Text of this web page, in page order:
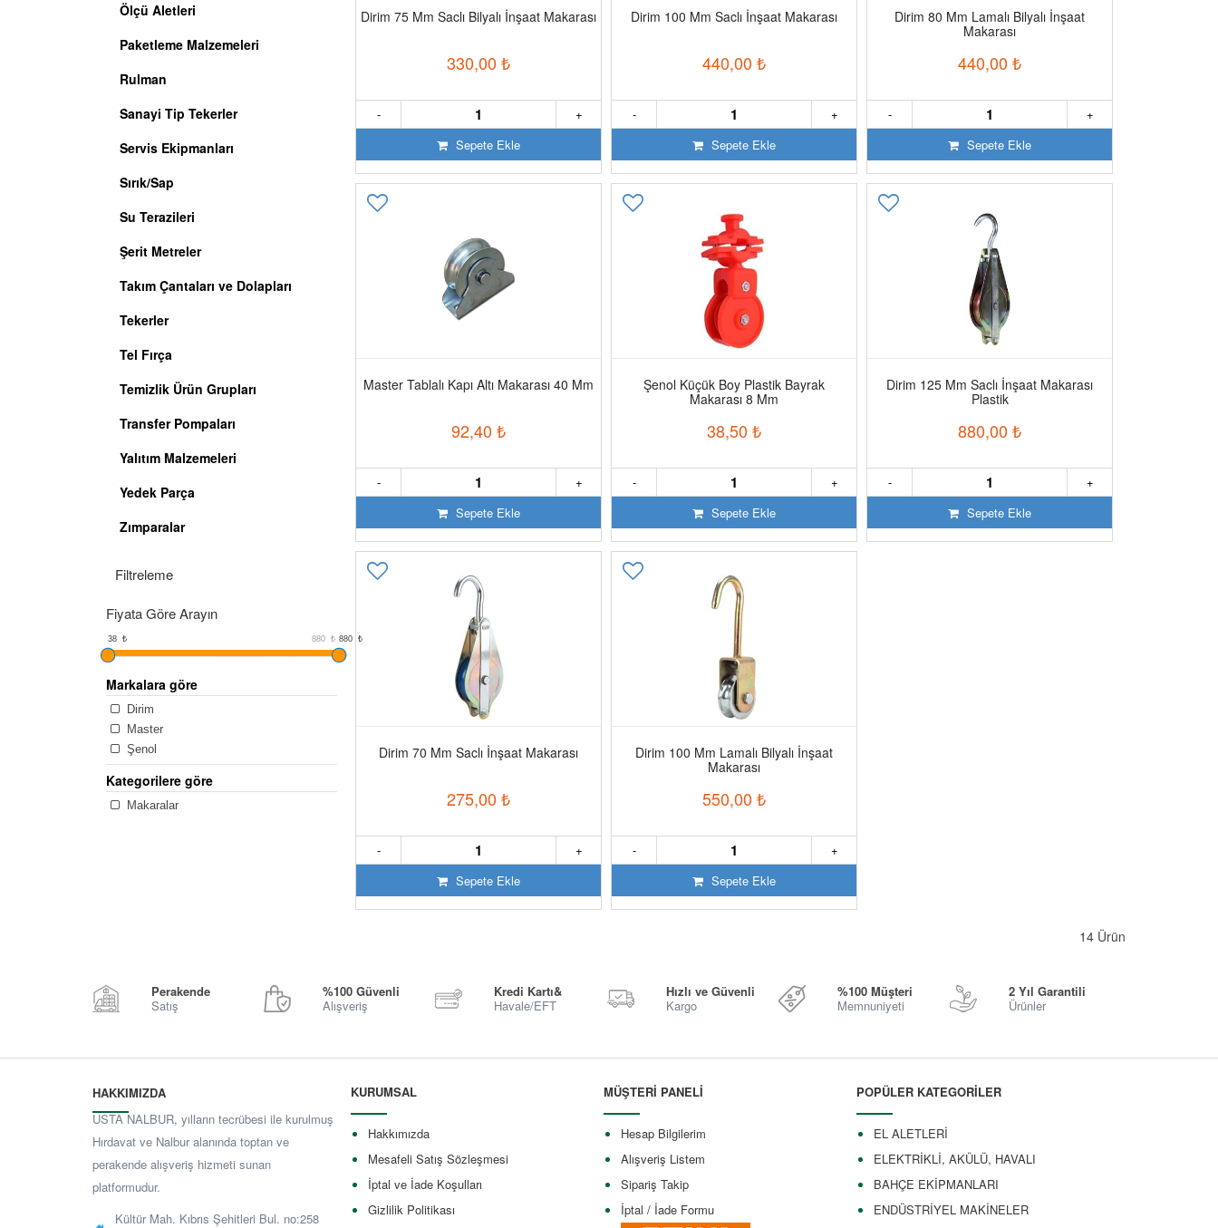
Ölçü Aletleri
Paketleme Malzemeleri
Rulman
Sanayi Tip Tekerler
Servis Ekipmanları
Sırık/Sap
Su Terazileri
Şerit Metreler
Takım Çantaları ve Dolapları
Tekerler
Tel Fırça
Temizlik Ürün Grupları
Transfer Pompaları
Yalıtım Malzemeleri
Yedek Parça
Zımparalar
Filtreleme
Fiyata Göre Arayın
38 880 ₺
38 ₺ 880 ₺
Markalara göre
Dirim
Master
Şenol
Kategorilere göre
Makaralar
Dirim 75 Mm Saclı Bilyalı İnşaat Makarası
330,00 ₺
+
-
Sepete Ekle
Dirim 100 Mm Saclı İnşaat Makarası
440,00 ₺
+
-
Sepete Ekle
Dirim 80 Mm Lamalı Bilyalı İnşaat
Makarası
440,00 ₺
+
-
Sepete Ekle
Master Tablalı Kapı Altı Makarası 40 Mm
92,40 ₺
+
-
Sepete Ekle
Şenol Küçük Boy Plastik Bayrak
Makarası 8 Mm
38,50 ₺
+
-
Sepete Ekle
Dirim 125 Mm Saclı İnşaat Makarası
Plastik
880,00 ₺
+
-
Sepete Ekle
Dirim 70 Mm Saclı İnşaat Makarası
275,00 ₺
+
-
Sepete Ekle
Dirim 100 Mm Lamalı Bilyalı İnşaat
Makarası
550,00 ₺
+
-
Sepete Ekle
14 Ürün
Perakende
Satış
%100 Güvenli
Alışveriş
Kredi Kartı&
Havale/EFT
Hızlı ve Güvenli
Kargo
%100 Müşteri
Memnuniyeti
2 Yıl Garantili
Ürünler
HAKKIMIZDA
USTA NALBUR, yılların tecrübesi ile kurulmuş
Hırdavat ve Nalbur alanında toptan ve
perakende alışveriş hizmeti sunan
platformudur.
Kültür Mah. Kıbrıs Şehitleri Bul. no:258
KURUMSAL
Hakkımızda
Mesafeli Satış Sözleşmesi
İptal ve İade Koşulları
Gizlilik Politikası
MÜŞTERİ PANELİ
Hesap Bilgilerim
Alışveriş Listem
Sipariş Takip
İptal / İade Formu
POPÜLER KATEGORİLER
EL ALETLERİ
ELEKTRİKLİ, AKÜLÜ, HAVALI
BAHÇE EKİPMANLARI
ENDÜSTRİYEL MAKİNELER